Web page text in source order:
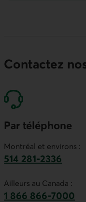
Contactez
Par téléphone
Montréal et environs :
514 281-2336
Ailleurs au Canada :
1 866 866-7000